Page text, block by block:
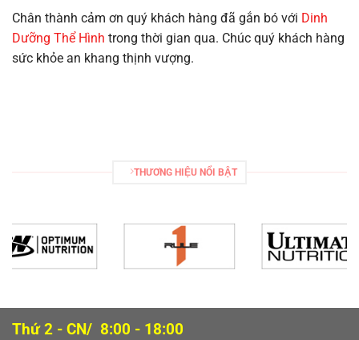
Chân thành cảm ơn quý khách hàng đã gắn bó với Dinh
Dưỡng Thể Hình trong thời gian qua. Chúc quý khách hàng
sức khỏe an khang thịnh vượng.
THƯƠNG HIỆU NỔI BẬT
Thứ 2 - CN/ 8:00 - 18:00